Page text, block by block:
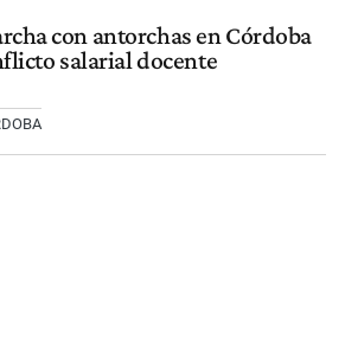
con antorchas en Córdoba
salarial docente